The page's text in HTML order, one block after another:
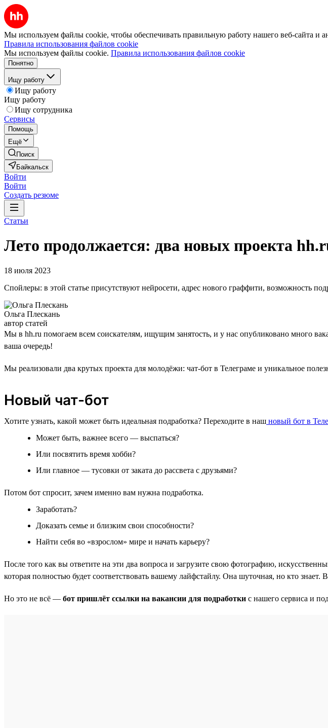
Мы используем файлы cookie, чтобы обеспечивать правильную работу нашего веб-сайта и
Правила использования файлов cookie
Мы используем файлы cookie. Правила использования файлов cookie
Понятно
Ищу работу
Ищу работу
Ищу работу
Ищу сотрудника
Сервисы
Помощь
Ещё
Поиск
Байкальск
Войти
Войти
Создать резюме
Статьи
Лето продолжается: два новых проекта
18 июля 2023
Спойлеры: в этой статье присутствуют нейросети, адрес нового граффити, возможность
Ольга Плескань
автор статей
Мы в hh.ru помогаем всем соискателям, ищущим занятость, и у нас опубликовано много
ваша очередь!
Мы реализовали два крутых проекта для молодёжи: чат-бот в Телеграме и уникальное
Новый чат-бот
Хотите узнать, какой может быть идеальная подработка? Переходите в наш новый бот в
Может быть, важнее всего — выспаться?
Или посвятить время хобби?
Или главное — тусовки от заката до рассвета с друзьями?
Потом бот спросит, зачем именно вам нужна подработка.
Заработать?
Доказать семье и близким свои способности?
Найти себя во «взрослом» мире и начать карьеру?
После того как вы ответите на эти два вопроса и загрузите свою фотографию,
которая полностью будет соответствовать вашему лайфстайлу. Она шуточная, но кто
Но это не всё — бот пришлёт ссылки на вакансии для подработки с нашего сервиса и